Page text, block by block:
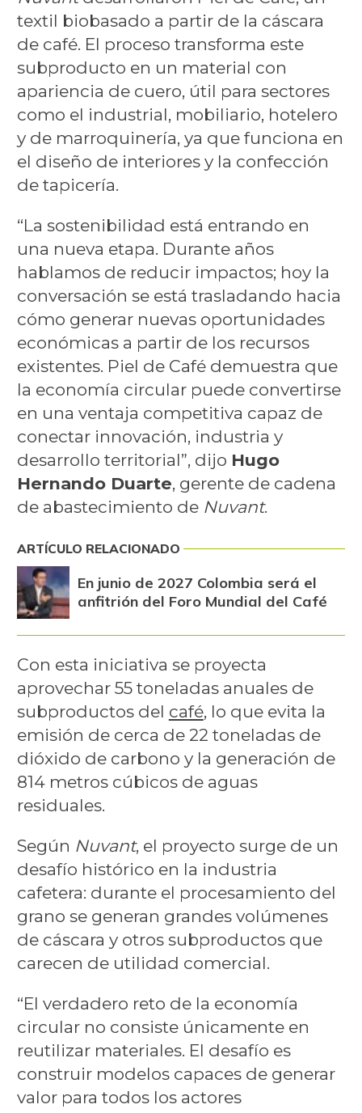
textil biobasado a partir de la cáscara
de café. El proceso transforma este
subproducto en un material con
apariencia de cuero, útil para sectores
como el industrial, mobiliario, hotelero
y de marroquinería, ya que funciona en
el diseño de interiores y la confección
de tapicería.
“La sostenibilidad está entrando en
una nueva etapa. Durante años
hablamos de reducir impactos; hoy la
conversación se está trasladando hacia
cómo generar nuevas oportunidades
económicas a partir de los recursos
existentes. Piel de Café demuestra que
la economía circular puede convertirse
en una ventaja competitiva capaz de
conectar innovación, industria y
desarrollo territorial”, dijo Hugo
Hernando Duarte, gerente de cadena
de abastecimiento de Nuvant.
ARTÍCULO RELACIONADO
En junio de 2027 Colombia será el
anfitrión del Foro Mundial del Café
Con esta iniciativa se proyecta
aprovechar 55 toneladas anuales de
subproductos del café, lo que evita la
emisión de cerca de 22 toneladas de
dióxido de carbono y la generación de
814 metros cúbicos de aguas
residuales.
Según Nuvant, el proyecto surge de un
desafío histórico en la industria
cafetera: durante el procesamiento del
grano se generan grandes volúmenes
de cáscara y otros subproductos que
carecen de utilidad comercial.
“El verdadero reto de la economía
circular no consiste únicamente en
reutilizar materiales. El desafío es
construir modelos capaces de generar
valor para todos los actores